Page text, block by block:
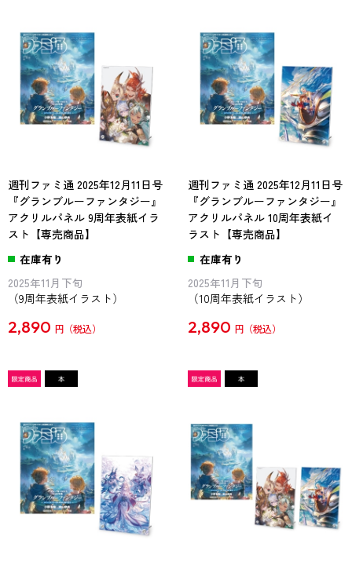
週刊ファミ通 2025年12月11日号
『グランブルーファンタジー』
アクリルパネル 9周年表紙イラ
スト【専売商品】
在庫有り
2025年11月下旬
（9周年表紙イラスト）
2,890 円
週刊ファミ通 2025年12月11日号
『グランブルーファンタジー』
アクリルパネル 10周年表紙イ
ラスト【専売商品】
在庫有り
2025年11月下旬
（10周年表紙イラスト）
2,890 円